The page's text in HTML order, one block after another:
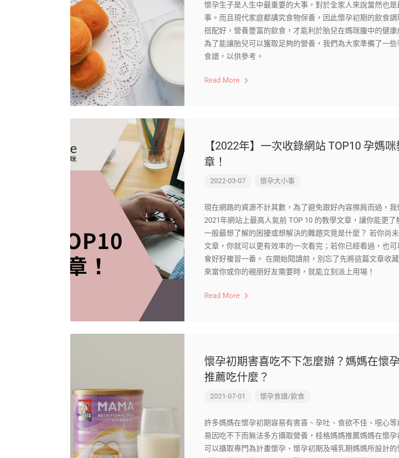
懷孕生子是人生中最重要的大事，對於全家人來說當然也是
事。而且現代家庭都講究食物保養，因此懷孕初期的飲食調
搭配好，營養豐富的飲食，才能利於胎兒在媽咪腹中的健康
為了能讓胎兒可以獲取足夠的營養，我們為大家準備了一些
食譜，以供參考。
Read More
【2022年】一次收錄網站 TOP10 孕媽
章！
2022-03-07 懷孕大小事
現在網路的資源不計其數，為了避免跟好內容擦肩而過，我
2021年網站上最高人氣前 TOP 10 的教學文章，讓你能更了
一般最想了解的困擾或想解決的難題究竟是什麼？ 若你尚
文章，你就可以更有效率的一次看完；若你已經看過，也可
會好好複習一番。 在開始閱讀前，別忘了先將這篇文章收
來當你或你的親朋好友需要時，就能立刻派上用場！
Read More
懷孕初期害喜吃不下怎麼辦？媽媽在懷
推薦吃什麼？
2021-07-01 懷孕食譜/飲食
許多媽媽在懷孕初期容易有害喜、孕吐、食欲不佳、噁心等
易因吃不下而無法多方攝取營養，桂格媽媽推薦媽媽在懷孕
可以攝取專門為計畫懷孕、懷孕初期及哺乳期媽媽所設計的